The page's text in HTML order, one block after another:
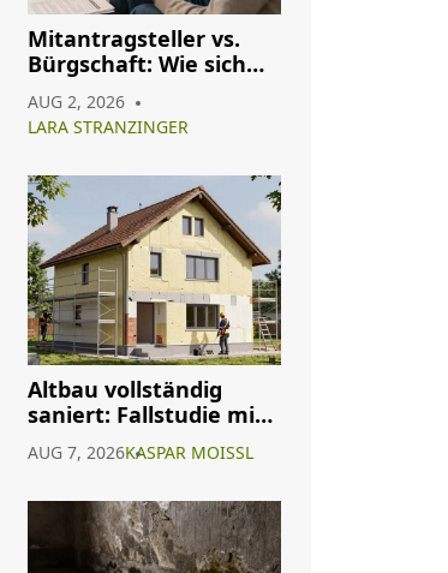
Mitantragsteller vs.
Bürgschaft: Wie sich
Immobilienkredits
ändern
AUG 2, 2026
LARA STRANZINGER
Altbau vollständig
saniert: Fallstudie mit
und realen
AUG 7, 2026KASPAR MOISSL